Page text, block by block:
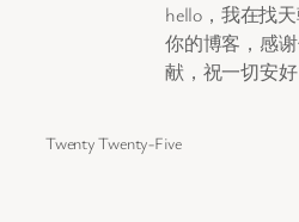
hello，我在找
你的博客，感
献，祝一切安好
Twenty Twenty-Five